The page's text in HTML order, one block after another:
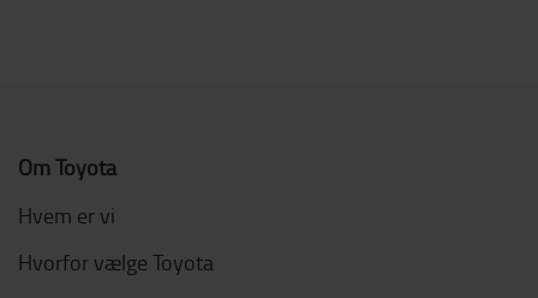
Om Toyota
Hvem er vi
Hvorfor vælge Toyota